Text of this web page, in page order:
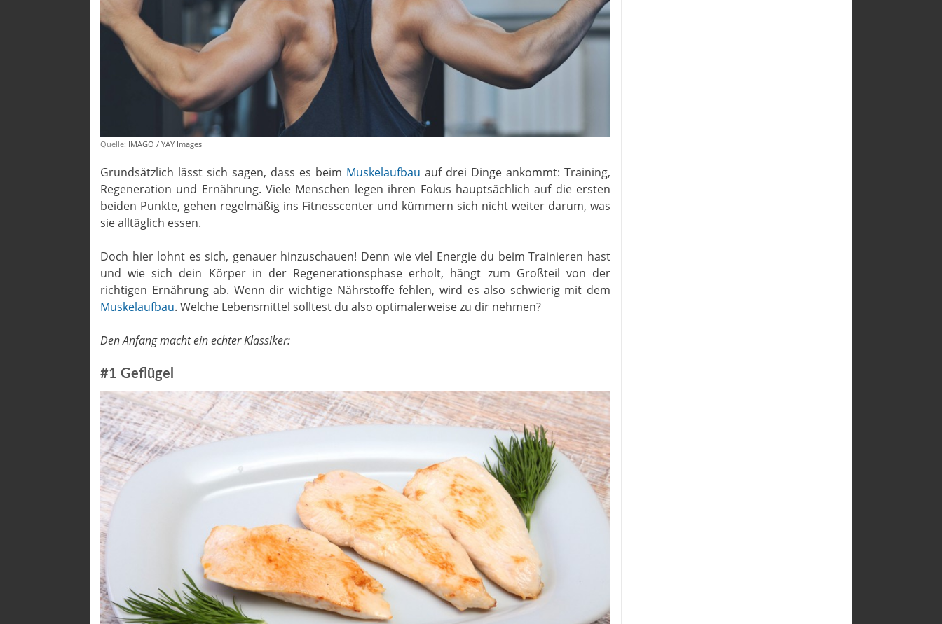
Quelle: IMAGO / YAY Images
Grundsätzlich lässt sich sagen, dass es beim Muskelaufbau auf drei Dinge ankommt: Training,
Regeneration und Ernährung. Viele Menschen legen ihren Fokus hauptsächlich auf die ersten
beiden Punkte, gehen regelmäßig ins Fitnesscenter und kümmern sich nicht weiter darum, was
sie alltäglich essen.
Doch hier lohnt es sich, genauer hinzuschauen! Denn wie viel Energie du beim Trainieren hast
und wie sich dein Körper in der Regenerationsphase erholt, hängt zum Großteil von der
richtigen Ernährung ab. Wenn dir wichtige Nährstoffe fehlen, wird es also schwierig mit dem
Muskelaufbau. Welche Lebensmittel solltest du also optimalerweise zu dir nehmen?
Den Anfang macht ein echter Klassiker:
#1 Geflügel